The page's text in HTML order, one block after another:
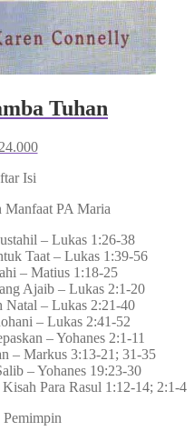
Tuhan
Isi
Manfaat PA Maria
– Lukas 1:26-38
Taat – Lukas 1:39-56
– Matius 1:18-25
Ajaib – Lukas 2:1-20
Natal – Lukas 2:21-40
– Lukas 2:41-52
– Yohanes 2:1-11
– Markus 3:13-21; 31-35
– Yohanes 19:23-30
Para Rasul 1:12-14; 2:1-4
Pemimpin